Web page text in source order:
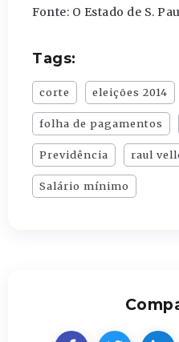
Fonte: O Estado de S.
Tags:
corte eleições 2014
folha de pagamentos
Previdência raul
Salário mínimo